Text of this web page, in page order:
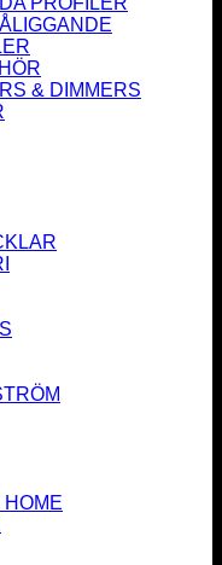
& DIMMERS
HOME